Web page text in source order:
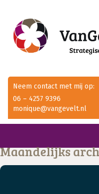
Neem contact met mij op:
06 – 4257 9396
monique@vangevelt.nl
Maandelijks